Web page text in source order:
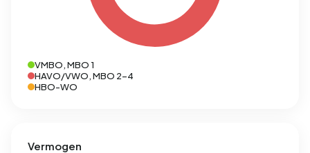
VMBO, MBO 1
HAVO/VWO, MBO 2-4
HBO-WO
Vermogen